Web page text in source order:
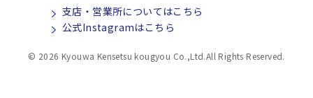
支店・営業所についてはこちら
公式Instagramはこちら
© 2026 Kyouwa Kensetsu kougyou Co.,Ltd.All Rights Reserved.